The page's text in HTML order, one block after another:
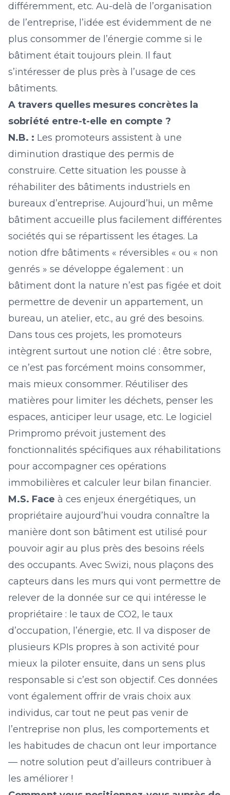
différemment, etc. Au-delà de l’organisation
de l’entreprise, l’idée est évidemment de ne
plus consommer de l’énergie comme si le
bâtiment était toujours plein. Il faut
s’intéresser de plus près à l’usage de ces
bâtiments.
A travers quelles mesures concrètes la
sobriété entre-t-elle en compte ?
N.B. : Les promoteurs assistent à une
diminution drastique des permis de
construire. Cette situation les pousse à
réhabiliter des bâtiments industriels en
bureaux d’entreprise. Aujourd’hui, un même
bâtiment accueille plus facilement différentes
sociétés qui se répartissent les étages. La
notion dfre bâtiments « réversibles « ou « non
genrés » se développe également : un
bâtiment dont la nature n’est pas figée et doit
permettre de devenir un appartement, un
bureau, un atelier, etc., au gré des besoins.
Dans tous ces projets, les promoteurs
intègrent surtout une notion clé : être sobre,
ce n’est pas forcément moins consommer,
mais mieux consommer. Réutiliser des
matières pour limiter les déchets, penser les
espaces, anticiper leur usage, etc. Le logiciel
Primpromo prévoit justement des
fonctionnalités spécifiques aux réhabilitations
pour accompagner ces opérations
immobilières et calculer leur bilan financier.
M.S. Face à ces enjeux énergétiques, un
propriétaire aujourd’hui voudra connaître la
manière dont son bâtiment est utilisé pour
pouvoir agir au plus près des besoins réels
des occupants. Avec Swizi, nous plaçons des
capteurs dans les murs qui vont permettre de
relever de la donnée sur ce qui intéresse le
propriétaire : le taux de CO2, le taux
d’occupation, l’énergie, etc. Il va disposer de
plusieurs KPIs propres à son activité pour
mieux la piloter ensuite, dans un sens plus
responsable si c’est son objectif. Ces données
vont également offrir de vrais choix aux
individus, car tout ne peut pas venir de
l’entreprise non plus, les comportements et
les habitudes de chacun ont leur importance
— notre solution peut d’ailleurs contribuer à
les améliorer !